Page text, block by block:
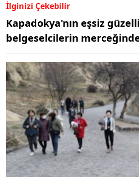
İlginizi Çekebilir
Kapadokya'nın eşsiz
belgeselcilerin